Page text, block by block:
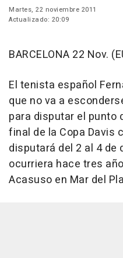
Martes, 22 noviembre 2011
Actualizado: 20:09
BARCELONA 22 Nov.
El tenista español
que no va a
para disputar el punto
final de la Copa Davis
disputará del 2 al 4 de
ocurriera hace tres
Acasuso en Mar del